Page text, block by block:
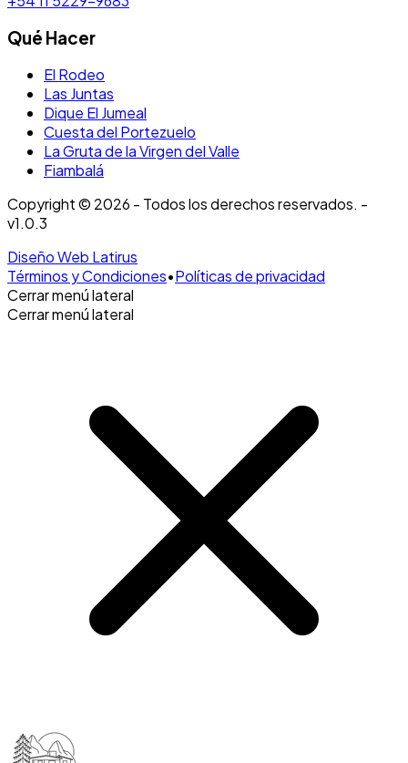
Qué Hacer
El Rodeo
Las Juntas
Dique El Jumeal
Cuesta del Portezuelo
La Gruta de la Virgen del Valle
Fiambalá
Copyright © 2026 - Todos los derechos reservados. -
v1.0.3
Diseño Web Latirus
Términos y Condiciones•Políticas de privacidad
Cerrar menú lateral
Cerrar menú lateral